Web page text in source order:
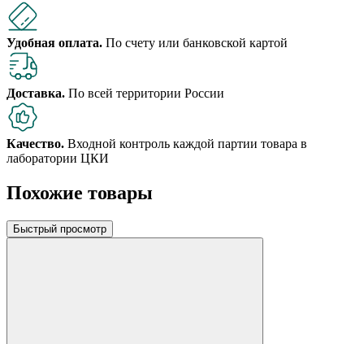
Удобная оплата. По счету или банковской картой
Доставка. По всей территории России
Качество. Входной контроль каждой партии товара в
лаборатории ЦКИ
Похожие товары
Быстрый просмотр